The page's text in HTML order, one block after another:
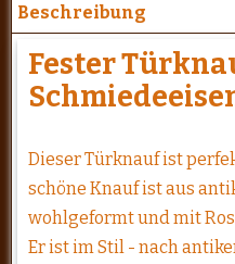
Beschreibung
Fester
Dieser Türknauf ist
schöne Knauf ist aus
wohlgeformt und mit
Er ist im Stil - nach